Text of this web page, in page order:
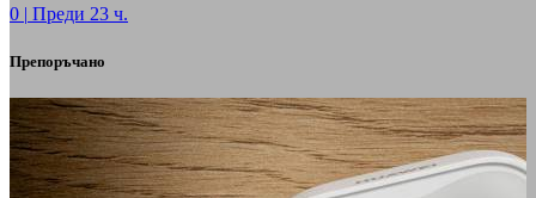
0 | Преди 23 ч.
Препоръчано